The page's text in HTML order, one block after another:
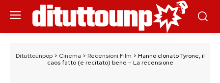
Dituttounpop> Cinema > Recensioni Film > Hanno clonato Tyrone, il
caos fatto (e recitato) bene – La recensione